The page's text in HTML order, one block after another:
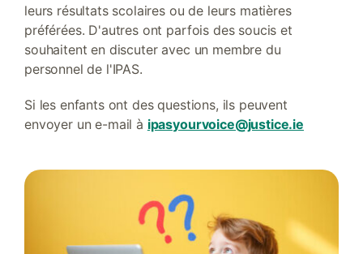
leurs résultats scolaires ou de leurs matières
préférées. D'autres ont parfois des soucis et
souhaitent en discuter avec un membre du
personnel de l'IPAS.
Si les enfants ont des questions, ils peuvent
envoyer un e-mail à ipasyourvoice@justice.ie